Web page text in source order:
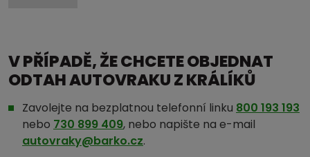
V PŘÍPADĚ, ŽE CHCETE OBJEDNAT
ODTAH AUTOVRAKU Z KRÁLÍKŮ
Zavolejte na bezplatnou telefonní linku 800 193 193
nebo 730 899 409, nebo napište na e-mail
autovraky@barko.cz.